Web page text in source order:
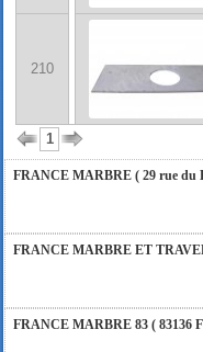
210
1
FRANCE MARBRE 84 ( 84600
vous répondrons dans les
FRANCE MARBRE ( 29 rue du
FRANCE MARBRE ET
FRANCE MARBRE 83 ( 83136